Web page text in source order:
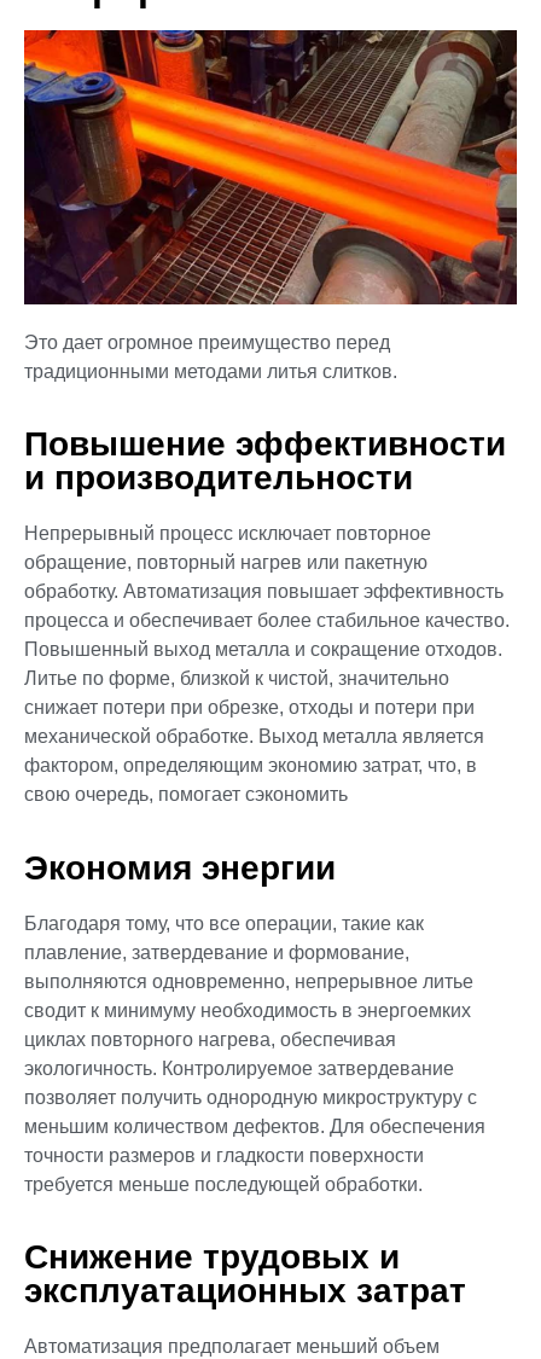
Это дает огромное преимущество перед
традиционными методами литья слитков.
Повышение эффективности
и производительности
Непрерывный процесс исключает повторное
обращение, повторный нагрев или пакетную
обработку. Автоматизация повышает эффективность
процесса и обеспечивает более стабильное качество.
Повышенный выход металла и сокращение отходов.
Литье по форме, близкой к чистой, значительно
снижает потери при обрезке, отходы и потери при
механической обработке. Выход металла является
фактором, определяющим экономию затрат, что, в
свою очередь, помогает сэкономить
Экономия энергии
Благодаря тому, что все операции, такие как
плавление, затвердевание и формование,
выполняются одновременно, непрерывное литье
сводит к минимуму необходимость в энергоемких
циклах повторного нагрева, обеспечивая
экологичность. Контролируемое затвердевание
позволяет получить однородную микроструктуру с
меньшим количеством дефектов. Для обеспечения
точности размеров и гладкости поверхности
требуется меньше последующей обработки.
Снижение трудовых и
эксплуатационных затрат
Автоматизация предполагает меньший объем